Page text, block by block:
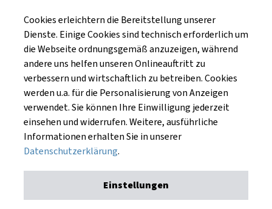
Die Kaack Terminhandel GmbH ist ein
Finanzdienstleistungsinstitut für die europäischen
Agrarterminbörsen.
Kaack Terminhandel GmbH
Am Markt 8
49661 Cloppenburg
Datenschutzerklärung
Cookies erleichtern die Bereitstellung unserer
Dienste. Einige Cookies sind technisch erforderlich um
die Webseite ordnungsgemäß anzuzeigen, während
andere uns helfen unseren Onlineauftritt zu
verbessern und wirtschaftlich zu betreiben. Cookies
werden u.a. für die Personalisierung von Anzeigen
verwendet. Sie können Ihre Einwilligung jederzeit
einsehen und widerrufen. Weitere, ausführliche
Informationen erhalten Sie in unserer
Datenschutzerklärung.
Einstellungen